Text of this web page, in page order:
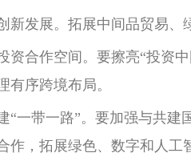
发展。拓展中间品贸易、
合作空间。要擦亮“投资中
有序跨境布局。
带一路”。要加强与共建
作，拓展绿色、数字和人工